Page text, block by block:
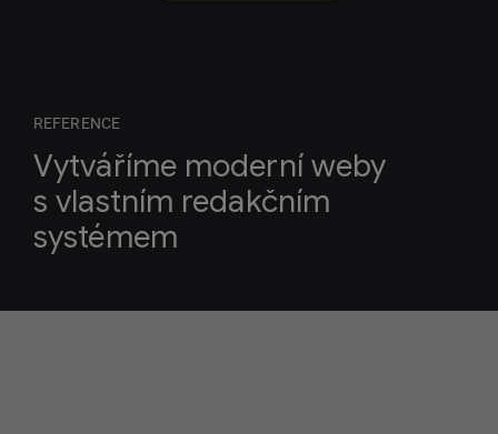
REFERENCE
Vytváříme moderní weby
s vlastním redakčním
systémem